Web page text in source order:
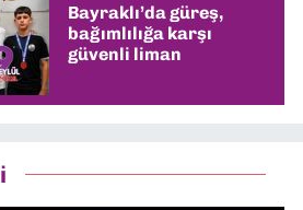
Bayraklı’da güreş,
bağımlılığa karşı
güvenli liman